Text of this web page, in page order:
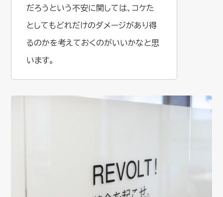
だろうという不安に関しては、コケた
としてもどれだけのダメージがあり得
るのかを考えておくのがいいかなと思
います。